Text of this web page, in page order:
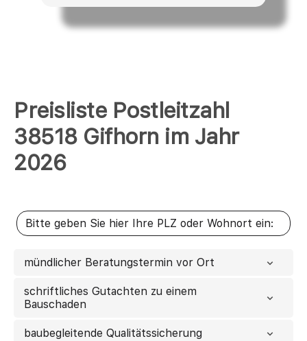
Preisliste Postleitzahl
38518 Gifhorn im Jahr
2026
mündlicher Beratungstermin vor Ort
schriftliches Gutachten zu einem
Bauschaden
baubegleitende Qualitätssicherung